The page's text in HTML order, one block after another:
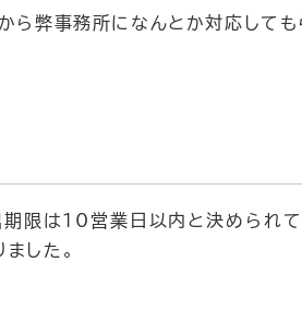
ら弊事務所になんとか対応して
限は10営業日以内と決められ
した。